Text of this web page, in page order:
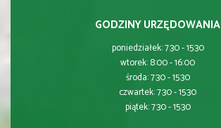
GODZINY URZĘDOWANIA
poniedziałek: 7:30 - 15:30
wtorek: 8:00 - 16:00
środa: 7:30 - 15:30
czwartek: 7:30 - 15:30
piątek: 7:30 - 15:30